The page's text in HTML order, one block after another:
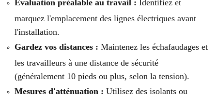
Évaluation préalable au travail : Identifiez et
marquez l'emplacement des lignes électriques avant
l'installation.
Gardez vos distances : Maintenez les échafaudages et
les travailleurs à une distance de sécurité
(généralement 10 pieds ou plus, selon la tension).
Mesures d'atténuation : Utilisez des isolants ou